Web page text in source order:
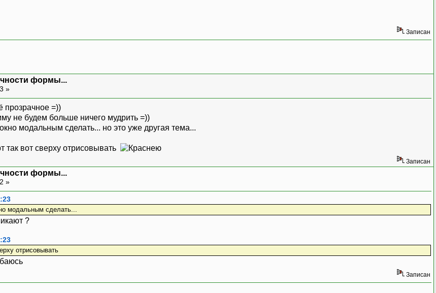
Записан
формы...
»
прозрачное =))
не будем больше ничего мудрить =))
модальным сделать... но это уже другая тема...
так вот сверху отрисовывать
Записан
формы...
»
модальным сделать...
?
отрисовывать
Записан